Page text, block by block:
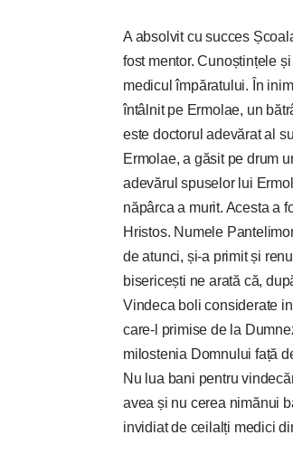
A absolvit cu succes
fost mentor. Cunoștințele
medicul împăratului. În
întâlnit pe Ermolae, un
este doctorul adevărat al
Ermolae, a găsit pe drum
adevărul spuselor lui
năpârca a murit. Acesta a
Hristos. Numele
de atunci, și-a primit și
bisericești ne arată că,
Vindeca boli considerate
care-l primise de la
milostenia Domnului față
Nu lua bani pentru
avea și nu cerea nimănui
invidiat de ceilalți medici